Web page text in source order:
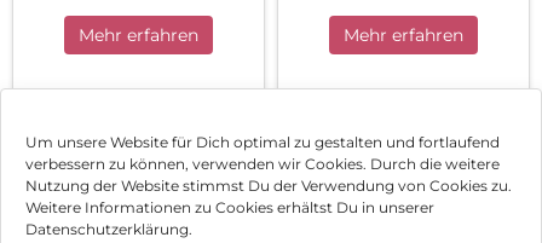
Um unsere Website für Dich optimal zu gestalten und fortlaufend
verbessern zu können, verwenden wir Cookies. Durch die weitere
Nutzung der Website stimmst Du der Verwendung von Cookies zu.
Weitere Informationen zu Cookies erhältst Du in unserer
Datenschutzerklärung.
Mehr erfahren Mehr erfahren
1 2 Nächste
Impressum